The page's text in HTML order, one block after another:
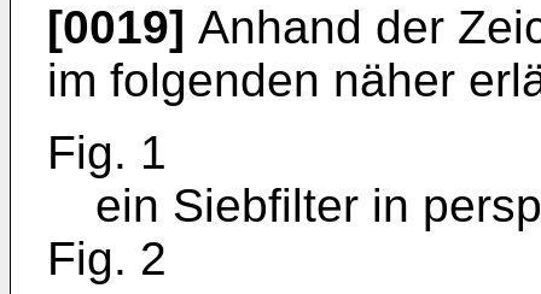
[0019] Anhand der
im folgenden näher
Fig. 1
ein Siebfilter in
Fig. 2